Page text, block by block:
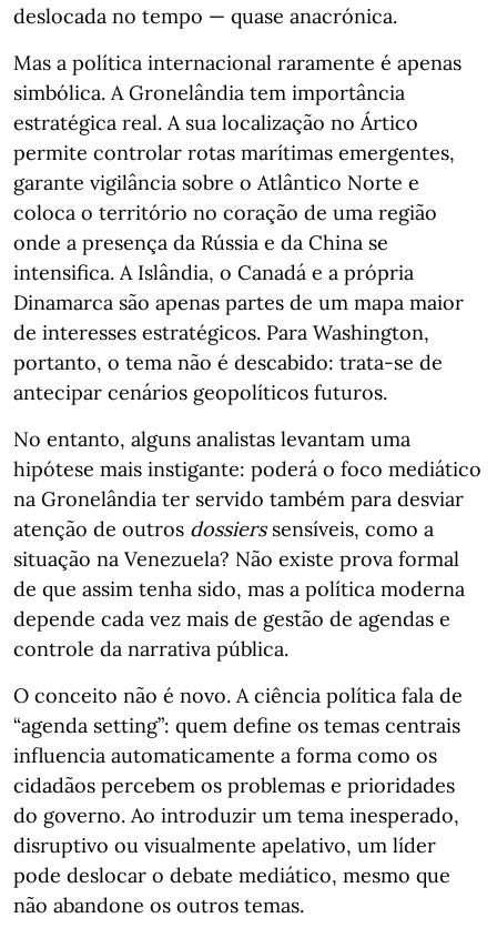
deslocada no tempo — quase anacrónica.
Mas a política internacional raramente é apenas
simbólica. A Gronelândia tem importância
estratégica real. A sua localização no Ártico
permite controlar rotas marítimas emergentes,
garante vigilância sobre o Atlântico Norte e
coloca o território no coração de uma região
onde a presença da Rússia e da China se
intensifica. A Islândia, o Canadá e a própria
Dinamarca são apenas partes de um mapa maior
de interesses estratégicos. Para Washington,
portanto, o tema não é descabido: trata-se de
antecipar cenários geopolíticos futuros.
No entanto, alguns analistas levantam uma
hipótese mais instigante: poderá o foco mediático
na Gronelândia ter servido também para desviar
atenção de outros dossierssensíveis, como a
situação na Venezuela? Não existe prova formal
de que assim tenha sido, mas a política moderna
depende cada vez mais de gestão de agendas e
controle da narrativa pública.
O conceito não é novo. A ciência política fala de
“agenda setting”: quem define os temas centrais
influencia automaticamente a forma como os
cidadãos percebem os problemas e prioridades
do governo. Ao introduzir um tema inesperado,
disruptivo ou visualmente apelativo, um líder
pode deslocar o debate mediático, mesmo que
não abandone os outros temas.